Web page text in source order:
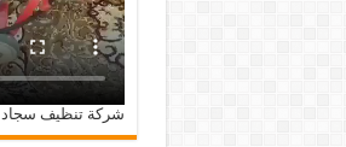
شركة تنظيف سجاد